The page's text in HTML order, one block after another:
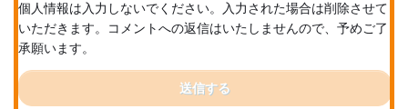
個人情報は入力しないでください。入力された場合は削除させて
いただきます。コメントへの返信はいたしませんので、予めご了
承願います。
送信する